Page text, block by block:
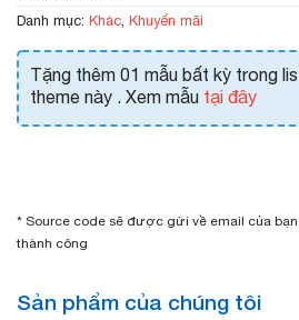
Danh mục: Khác Khuyến mãi
Tặng thêm 01 mẫu bất kỳ trong
theme này . Xem mẫu tại đây
* Source code sẽ được gửi về email của
thành công
Sản phẩm của chúng tôi